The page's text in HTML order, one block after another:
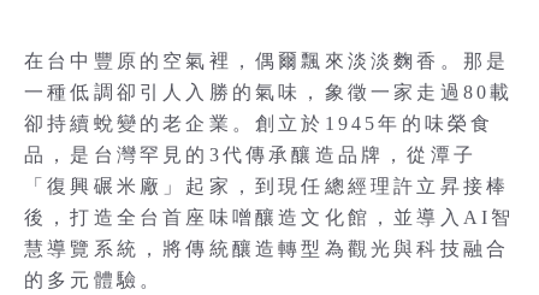
在台中豐原的空氣裡，偶爾飄來淡淡麴香。那是
一種低調卻引人入勝的氣味，象徵一家走過80載
卻持續蛻變的老企業。創立於1945年的味榮食
品，是台灣罕見的3代傳承釀造品牌，從潭子
「復興碾米廠」起家，到現任總經理許立昇接棒
後，打造全台首座味噌釀造文化館，並導入AI智
慧導覽系統，將傳統釀造轉型為觀光與科技融合
的多元體驗。